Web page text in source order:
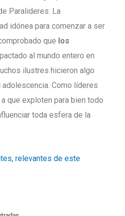
Paralideres: La
idónea para comenzar a ser
que los
al mundo entero en
ilustres hicieron algo
Como líderes
que exploten para bien todo
toda esfera de la
relevantes de este